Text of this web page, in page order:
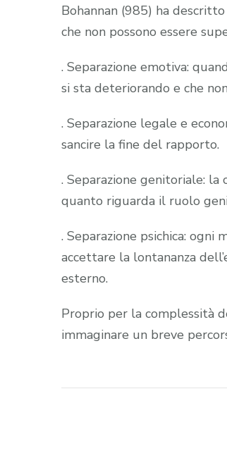
Bohannan (985) ha
che non possono essere
. Separazione emotiva:
si sta deteriorando e che
. Separazione legale e
sancire la fine del rapporto.
. Separazione genitoriale:
quanto riguarda il ruolo
. Separazione psichica:
accettare la lontananza
esterno.
Proprio per la complessità
immaginare un breve